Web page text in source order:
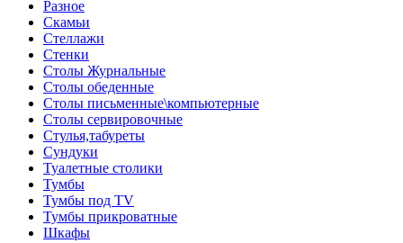
Разное
Скамьи
Стеллажи
Стенки
Столы Журнальные
Столы обеденные
Столы письменные\компьютерные
Столы сервировочные
Стулья,табуреты
Сундуки
Туалетные столики
Тумбы
Тумбы под TV
Тумбы прикроватные
Шкафы